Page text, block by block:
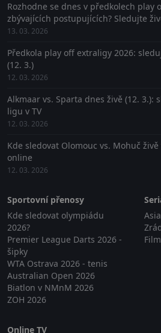
Rozhodne se dnes v předkolech play
zbývajících postupujících? Sledujte
13. 03. 2026
Předkola play off extraligy 2026:
(12. 3.)
12. 03. 2026
Alkmaar vs. Sparta dnes živě (12. 3.):
ligu v TV
12. 03. 2026
Kde sledovat Olomouc vs. Mohuč
online
12. 03. 2026
Sportovní přenosy
Kde sledovat olympiádu
2026?
Premier League Darts 2026 -
šipky
WTA Ostrava 2026 - tenis
Australian Open 2026
Biatlon v NMnM 2026
ZOH 2026
Online TV